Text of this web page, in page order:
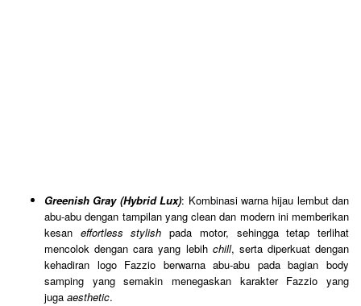
Greenish Gray (Hybrid Lux): Kombinasi warna hijau lembut dan
abu-abu dengan tampilan yang clean dan modern ini memberikan
kesan effortless stylish pada motor, sehingga tetap terlihat
mencolok dengan cara yang lebih chill, serta diperkuat dengan
kehadiran logo Fazzio berwarna abu-abu pada bagian body
samping yang semakin menegaskan karakter Fazzio yang
juga aesthetic.